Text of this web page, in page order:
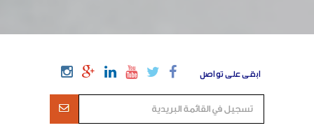
ابقى على تواصل